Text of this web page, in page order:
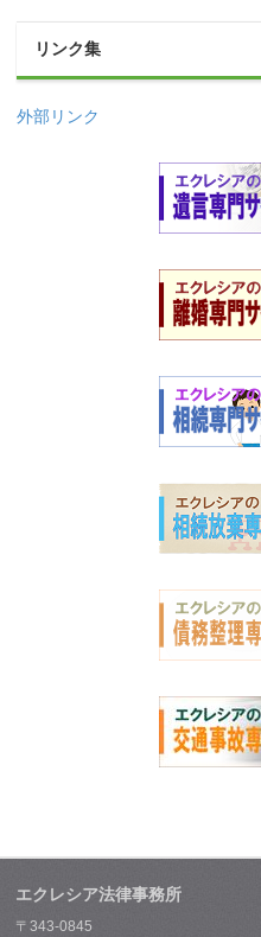
リンク集
外部リンク
エクレシア法律事務所
〒343-0845